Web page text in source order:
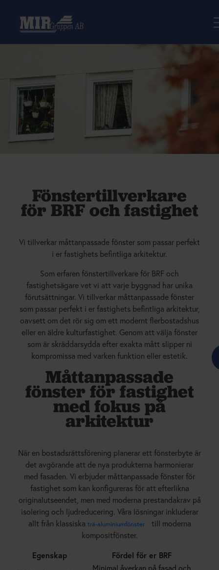
Fönstertillverkare
för BRF och fastighet
Vi tillverkar måttanpassade fönster som passar perfekt
i er fastighets befintliga arkitektur.
Som erfaren fönstertillverkare för BRF och
fastighetsägare vet vi att varje byggnad har unika
förutsättningar. Vi tillverkar måttanpassade fönster
som passar perfekt i er fastighets befintliga arkitektur,
oavsett om det rör sig om ett modernt flerbostadshus
eller en äldre kulturfastighet. Genom att välja fönster
som är skräddarsydda efter exakta mått slipper ni
kompromissa med varken funktion eller estetik.
Måttanpassade
fönster för fastighet
med fokus på
arkitektur
När en bostadsrättsförening planerar ett fönsterbyte är
det avgörande att de nya produkterna harmonierar
med fasaden. Vi erbjuder måttanpassade fönster för
fastighet som kan konfigureras för att efterlikna
originalutseendet, men med moderna prestandakrav på
isolering och ljudreducering. Våra lösningar inkluderar
allt från klassiska trä-aluminiumfönster
till moderna
kompositfönster.
Egenskap
Fördel för er BRF
Minimal åverkan på fasad och